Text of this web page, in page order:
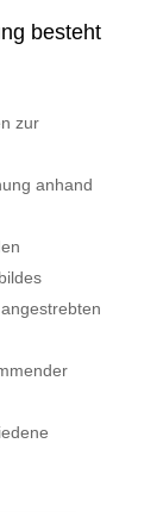
besteht
zur
anhand